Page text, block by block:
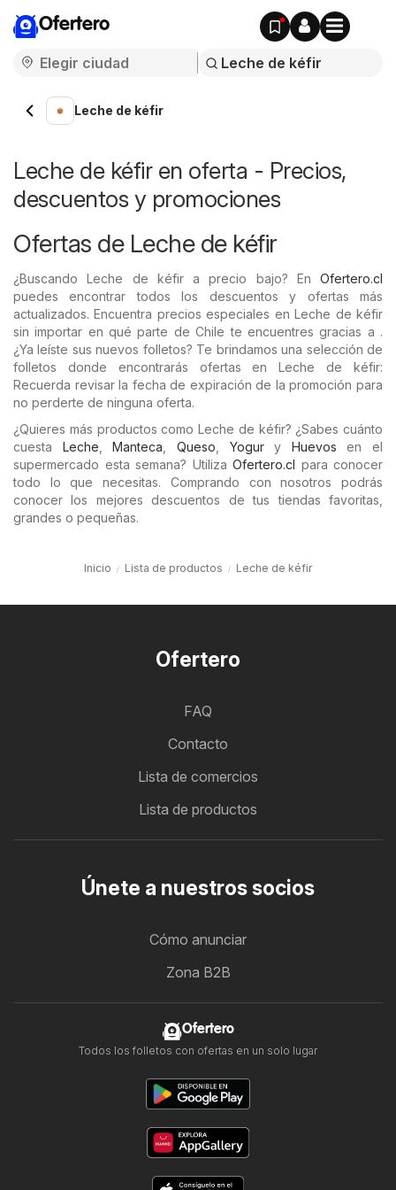
Ofertero
Leche de kéfir
Leche de kéfir en oferta - Precios,
descuentos y promociones
Ofertas de Leche de kéfir
¿Buscando Leche de kéfir a precio bajo? En Ofertero.cl
puedes encontrar todos los descuentos y ofertas más
actualizados. Encuentra precios especiales en Leche de kéfir
sin importar en qué parte de Chile te encuentres gracias a .
¿Ya leíste sus nuevos folletos? Te brindamos una selección de
folletos donde encontrarás ofertas en Leche de kéfir:
Recuerda revisar la fecha de expiración de la promoción para
no perderte de ninguna oferta.
¿Quieres más productos como Leche de kéfir? ¿Sabes cuánto
cuesta Leche ,Manteca Queso Yogury Huevos en el
supermercado esta semana? Utiliza Ofertero.cl para conocer
todo lo que necesitas. Comprando con nosotros podrás
conocer los mejores descuentos de tus tiendas favoritas,
grandes o pequeñas.
Inicio Lista de productos Leche de kéfir
Ofertero
FAQ
Contacto
Lista de comercios
Lista de productos
Únete a nuestros socios
Cómo anunciar
Zona B2B
Ofertero
Todos los folletos con ofertas en un solo lugar